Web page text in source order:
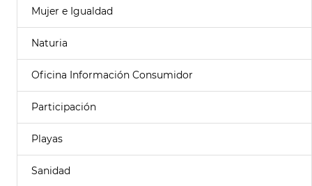
Mujer e Igualdad
Naturia
Oficina Información Consumidor
Participación
Playas
Sanidad